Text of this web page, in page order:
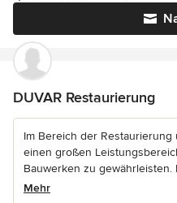
DUVAR Restaurierung
Im Bereich der
einen großen
Bauwerken zu gewährleisten.
Mehr